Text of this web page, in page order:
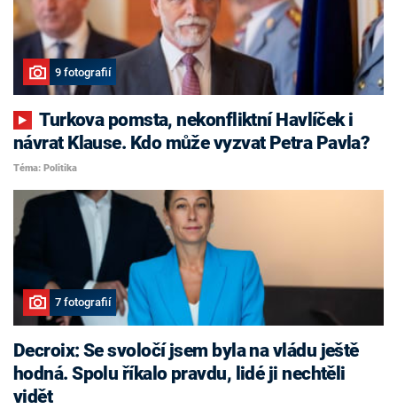
9 fotografií
Turkova pomsta, nekonfliktní Havlíček i
návrat Klause. Kdo může vyzvat Petra Pavla?
Téma: Politika
7 fotografií
Decroix: Se svoločí jsem byla na vládu ještě
hodná. Spolu říkalo pravdu, lidé ji nechtěli
vidět